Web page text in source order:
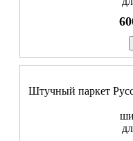
Штучный паркет